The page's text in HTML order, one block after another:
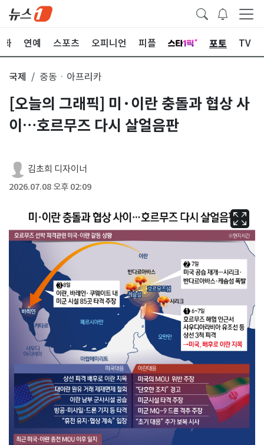
화 연예 스포츠 오피니언 피플 포토 TV
국제 중동ㆍ아프리카
[오늘의 그래픽] 미·이란 충돌과 협상 사
이…호르무즈 다시 살얼음판
김초희 디자이너
2026.07.08 오후 02:09